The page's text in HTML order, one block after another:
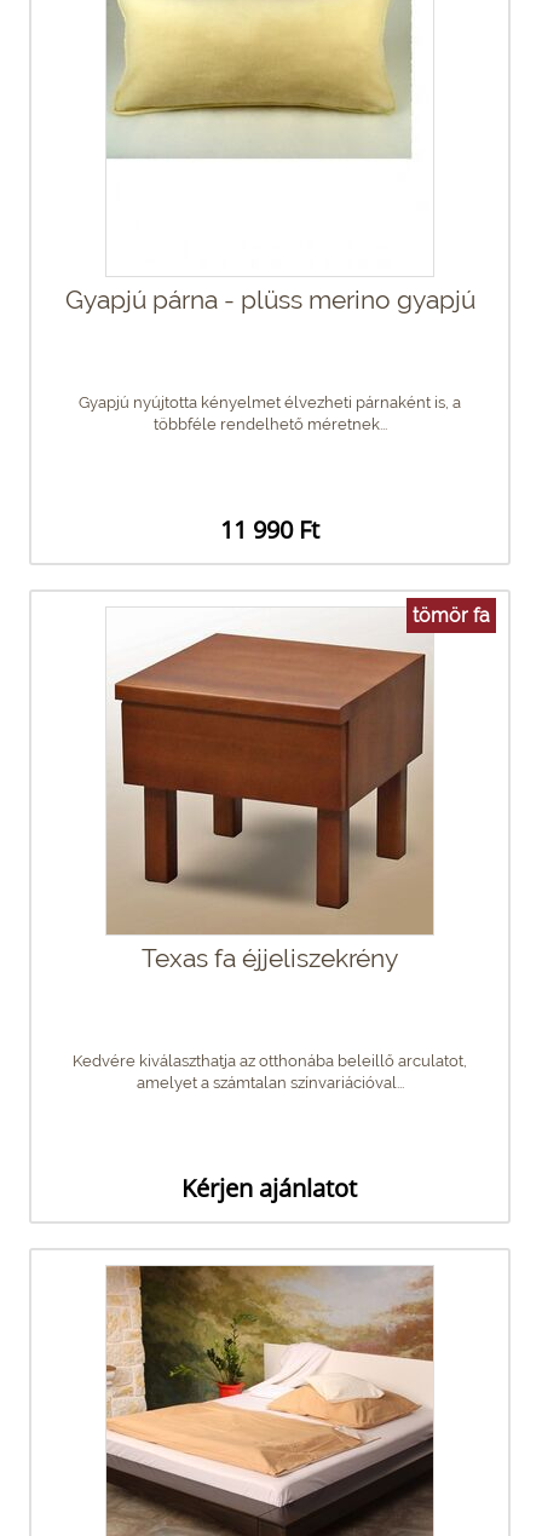
Gyapjú párna - plüss merino gyapjú
Gyapjú nyújtotta kényelmet élvezheti párnaként is, a
többféle rendelhető méretnek...
11 990 Ft
tömör fa
Texas fa éjjeliszekrény
Kedvére kiválaszthatja az otthonába beleillő arculatot,
amelyet a számtalan színvariációval...
Kérjen ajánlatot